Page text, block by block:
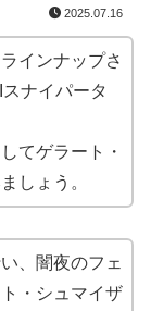
2025.07.16
インナップさ
ナイパータ
てゲラート・
しょう。
、闇夜のフェ
・シュマイザ